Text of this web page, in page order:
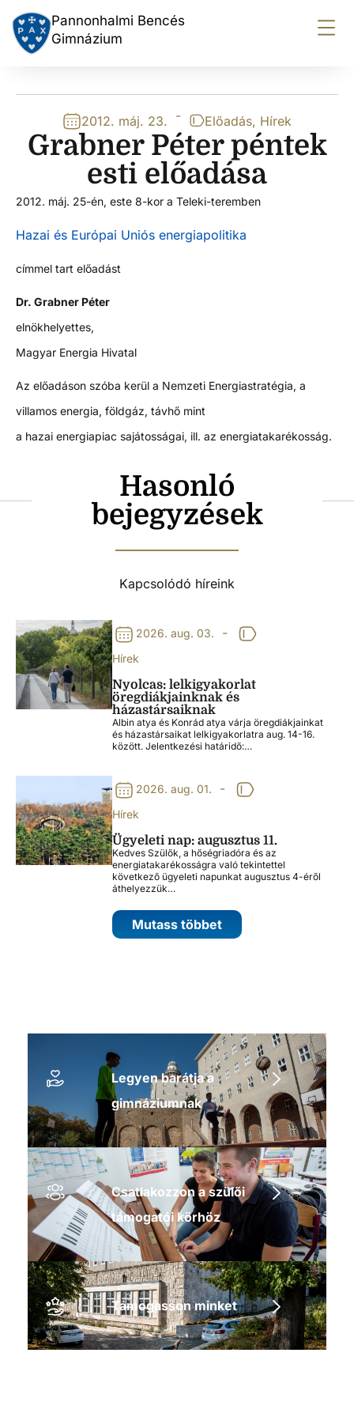
Pannonhalmi Bencés
Gimnázium
2012. máj. 23. - Előadás, Hírek
Grabner Péter péntek
esti előadása
2012. máj. 25-én, este 8-kor a Teleki-teremben
Hazai és Európai Uniós energiapolitika
címmel tart előadást
Dr. Grabner Péter
elnökhelyettes,
Magyar Energia Hivatal
Az előadáson szóba kerül a Nemzeti Energiastratégia, a
villamos energia, földgáz, távhő mint
a hazai energiapiac sajátosságai, ill. az energiatakarékosság.
Hasonló
bejegyzések
Kapcsolódó híreink
2026. aug. 03. -
Hírek
Nyolcas: lelkigyakorlat
öregdiákjainknak és
házastársaiknak
Albin atya és Konrád atya várja öregdiákjainkat
és házastársaikat lelkigyakorlatra aug. 14-16.
között. Jelentkezési határidő:…
2026. aug. 01. -
Hírek
Ügyeleti nap: augusztus 11.
Kedves Szülők, a hőségriadóra és az
energiatakarékosságra való tekintettel
következő ügyeleti napunkat augusztus 4-éről
áthelyezzük…
Mutass többet
Legyen barátja a
gimnáziumnak
Csatlakozzon a szülői
támogatói körhöz
Támogasson minket